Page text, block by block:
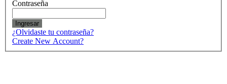
Contraseña
Ingresar
¿Olvidaste tu contraseña?
Create New Account?